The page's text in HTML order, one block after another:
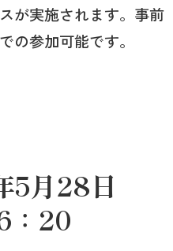
が実施されます。事前
の参加可能です。
月28日
：20